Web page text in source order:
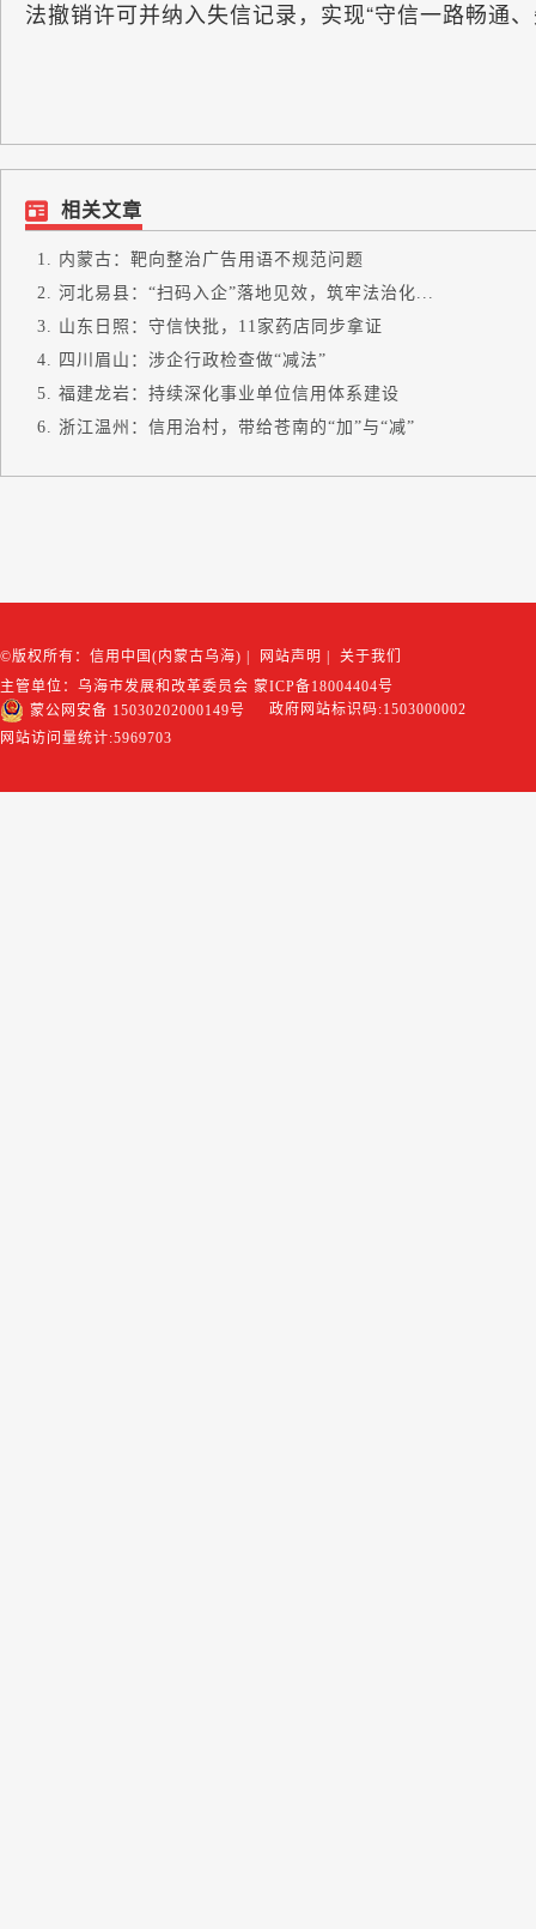
法撤销许可并纳入失信记录，实现“守信一路畅通
相关文章
内蒙古：靶向整治广告用语不规范问题
河北易县：“扫码入企”落地见效，筑牢法治化...
山东日照：守信快批，11家药店同步拿证
四川眉山：涉企行政检查做“减法”
福建龙岩：持续深化事业单位信用体系建设
浙江温州：信用治村，带给苍南的“加”与“减”
©版权所有：信用中国(内蒙古乌海) 网站声明
关于我们
主管单位：乌海市发展和改革委员会 蒙ICP备18004404号
蒙公网安备 15030202000149号
政府网站标识码:1503000002
网站访问量统计:5969703